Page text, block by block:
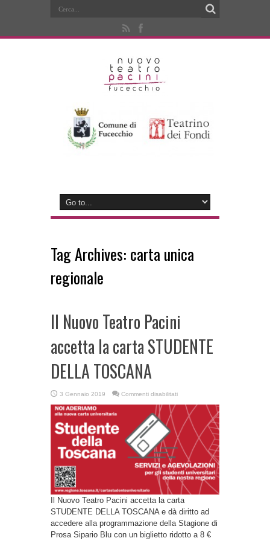
Tag Archives: carta unica
regionale
Il Nuovo Teatro Pacini
accetta la carta STUDENTE
DELLA TOSCANA
3 Gennaio 2019 Commenti disabilitatisu
Nuovo
Teatro
Pacini
accetta
la
carta
STUDENTE
DELLA
TOSCANA
Il Nuovo Teatro Pacini accetta la carta
STUDENTE DELLA TOSCANA e dà diritto ad
accedere alla programmazione della Stagione di
Prosa Sipario Blu con un biglietto ridotto a 8 €